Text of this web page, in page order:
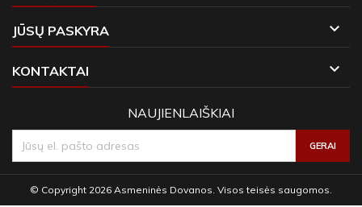
JŪSŲ PASKYRA 
KONTAKTAI 
NAUJIENLAIŠKIAI
© Copyright 2026 Asmeninės Dovanos. Visos teisės saugomos.